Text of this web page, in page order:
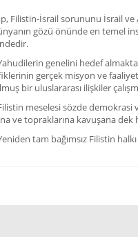
Filistin-İsrail sorununu İsrail ve
gözü önünde en temel
genelini hedef almaktan
gerçek misyon ve
bir uluslararası ilişkiler
meselesi sözde demokrasi ve
ve topraklarına kavuşana
tam bağımsız Filistin halkı